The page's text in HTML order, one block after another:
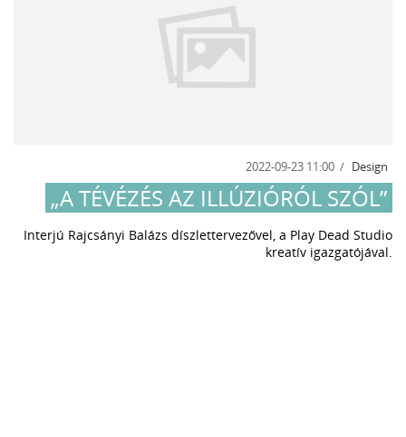
2022-09-23 11:00 Design
„A TÉVÉZÉS AZ ILLÚZIÓRÓL SZÓL”
Interjú Rajcsányi Balázs díszlettervezővel, a Play Dead Studio
kreatív igazgatójával.